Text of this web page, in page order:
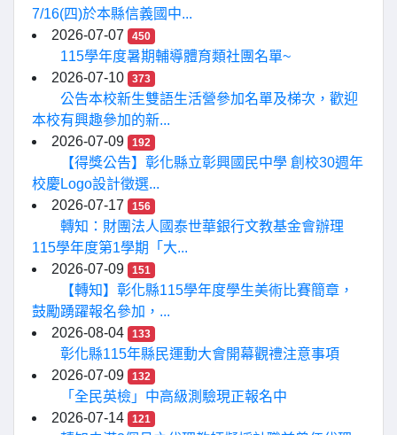
7/16(四)於本縣信義國中...
2026-07-07
450
115學年度暑期輔導體育類社團名單~
2026-07-10
373
公告本校新生雙語生活營參加名單及梯次，歡迎
本校有興趣參加的新...
2026-07-09
192
【得獎公告】彰化縣立彰興國民中學 創校30週年
校慶Logo設計徵選...
2026-07-17
156
轉知：財團法人國泰世華銀行文教基金會辦理
115學年度第1學期「大...
2026-07-09
151
【轉知】彰化縣115學年度學生美術比賽簡章，
鼓勵踴躍報名參加，...
2026-08-04
133
彰化縣115年縣民運動大會開幕觀禮注意事項
2026-07-09
132
「全民英檢」中高級測驗現正報名中
2026-07-14
121